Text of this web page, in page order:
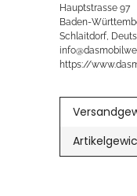
Hauptstrasse 97
Baden-
Schlaitdorf,
https://